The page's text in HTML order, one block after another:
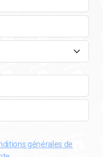
générales de